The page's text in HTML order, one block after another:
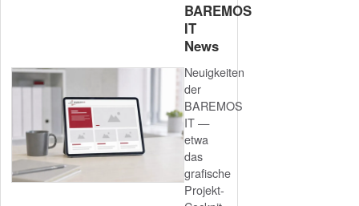
BAREMOS
IT
News
Neuigkeiten
der
BAREMOS
IT —
etwa
das
grafische
Projekt-